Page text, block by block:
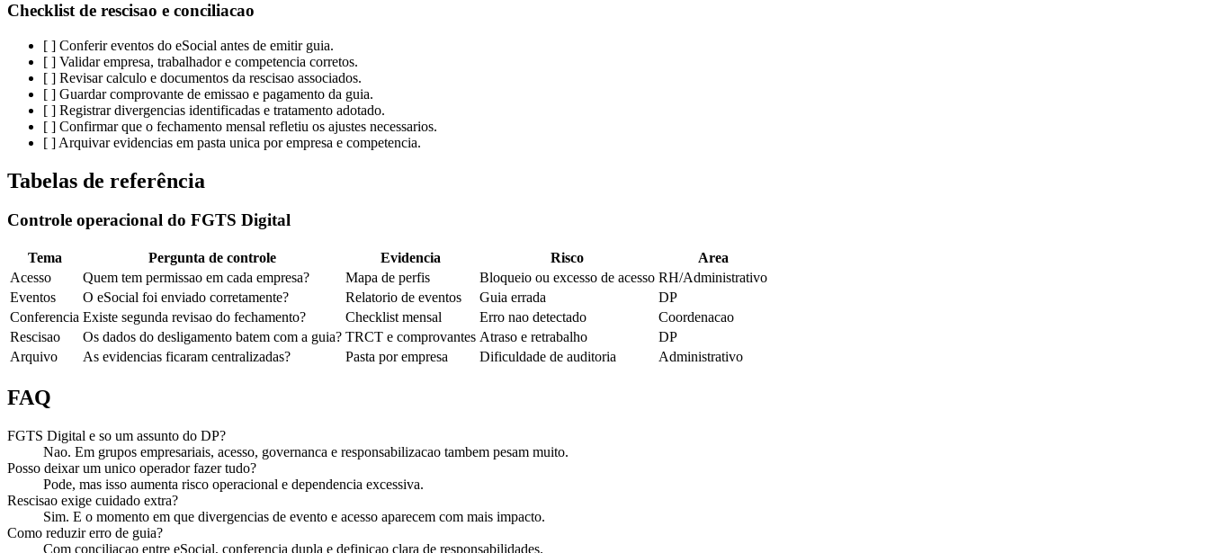
Checklist de rescisao e conciliacao
[ ] Conferir eventos do eSocial antes de emitir guia.
[ ] Validar empresa, trabalhador e competencia corretos.
[ ] Revisar calculo e documentos da rescisao associados.
[ ] Guardar comprovante de emissao e pagamento da guia.
[ ] Registrar divergencias identificadas e tratamento adotado.
[ ] Confirmar que o fechamento mensal refletiu os ajustes necessarios.
[ ] Arquivar evidencias em pasta unica por empresa e competencia.
Tabelas de referência
Controle operacional do FGTS Digital
Tema Pergunta de controle Evidencia Risco
Area
Acesso
Quem tem permissao em cada empresa? Mapa de perfis Bloqueio ou excesso de acesso RH/Administrativo
Eventos
O eSocial foi enviado corretamente? Relatorio de eventos Guia errada
DP
Conferencia Existe segunda revisao do fechamento? Checklist mensal Erro nao detectado
Coordenacao
Rescisao
Os dados do desligamento batem com a guia? TRCT e comprovantes Atraso e retrabalho
DP
Arquivo
As evidencias ficaram centralizadas? Pasta por empresa Dificuldade de auditoria Administrativo
FAQ
FGTS Digital e so um assunto do DP?
Nao. Em grupos empresariais, acesso, governanca e responsabilizacao tambem pesam muito.
Posso deixar um unico operador fazer tudo?
Pode, mas isso aumenta risco operacional e dependencia excessiva.
Rescisao exige cuidado extra?
Sim. E o momento em que divergencias de evento e acesso aparecem com mais impacto.
Como reduzir erro de guia?
Com conciliacao entre eSocial, conferencia dupla e definicao clara de responsabilidades.